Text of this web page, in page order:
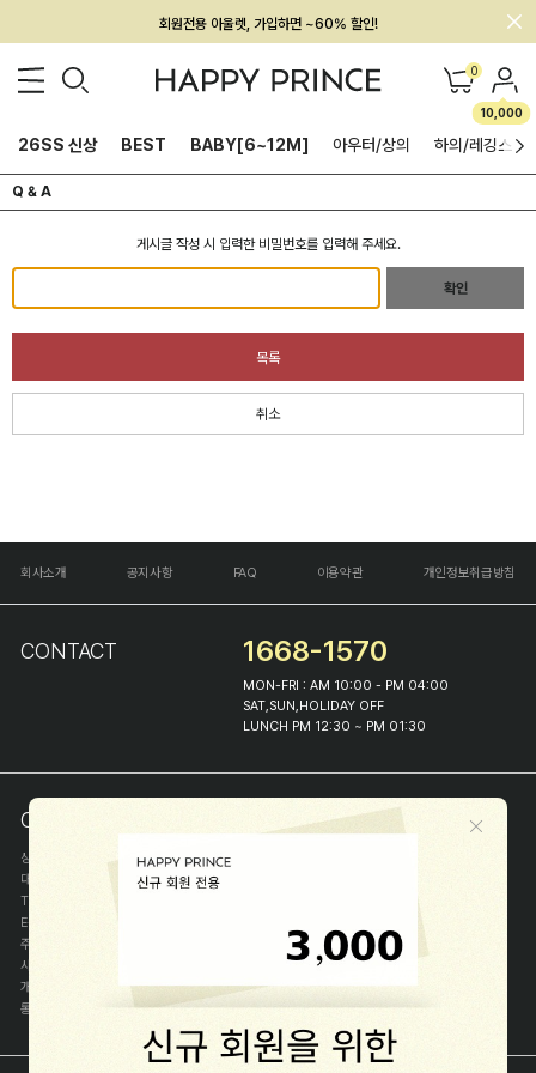
회원전용 아울렛, 가입하면 ~60% 할인!
멤버십 최대 28,000원 혜택 0
10,000
26SS 신상 BEST BABY[6~12M] 아우터/상의 하의/레깅스
Q & A
게시글 작성 시 입력한 비밀번호를 입력해 주세요.
확인
목록
취소
회사소개 공지사항 FAQ 이용약관 개인정보취급방침
CONTACT 1668-1570
MON-FRI : AM 10:00 - PM 04:00
SAT,SUN,HOLIDAY OFF
LUNCH PM 12:30 ~ PM 01:30
COMPANY INFO
상호
(주)해피프린스
대표
이화진
TEL
E-MAIL
주소
사업자등록번호
개인정보관리자
이화진
통신판매신고번호
제 2018-서울종로-1384 호[사업자정보확인]